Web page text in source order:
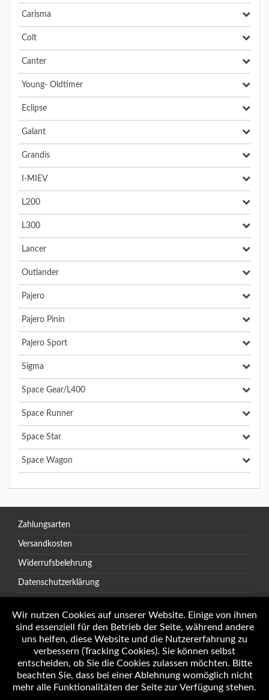
Carisma
Colt
Canter
Young- Oldtimer
Eclipse
Galant
Grandis
I-MIEV
L200
L300
Lancer
Outlander
Pajero
Pajero Pinin
Pajero Sport
Sigma
Space Gear/L400
Space Runner
Space Star
Space Wagon
Zahlungsarten
Versandkosten
Widerrufsbelehrung
Datenschutzerklärung
Öffnungszeiten
Impressum
Wir nutzen Cookies auf unserer Website. Einige von ihnen
sind essenziell für den Betrieb der Seite, während andere
uns helfen, diese Website und die Nutzererfahrung zu
verbessern (Tracking Cookies). Sie können selbst
entscheiden, ob Sie die Cookies zulassen möchten. Bitte
beachten Sie, dass bei einer Ablehnung womöglich nicht
mehr alle Funktionalitäten der Seite zur Verfügung stehen.